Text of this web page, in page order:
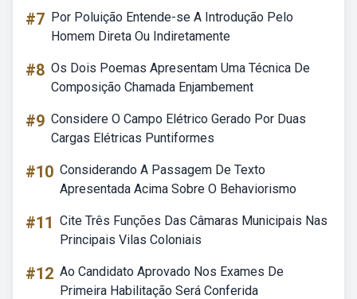
#7 Por Poluição Entende-se A Introdução Pelo
Homem Direta Ou Indiretamente
#8 Os Dois Poemas Apresentam Uma Técnica De
Composição Chamada Enjambement
#9 Considere O Campo Elétrico Gerado Por Duas
Cargas Elétricas Puntiformes
#10 Considerando A Passagem De Texto
Apresentada Acima Sobre O Behaviorismo
#11 Cite Três Funções Das Câmaras Municipais Nas
Principais Vilas Coloniais
#12 Ao Candidato Aprovado Nos Exames De
Primeira Habilitação Será Conferida